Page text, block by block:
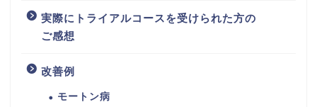
実際にトライアルコースを受けられた方の
ご感想
改善例
モートン病